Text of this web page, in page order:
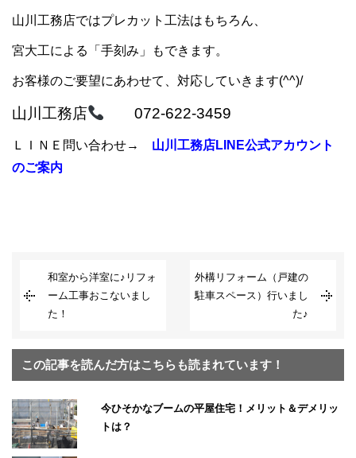
山川工務店ではプレカット工法はもちろん、
宮大工による「手刻み」もできます。
お客様のご要望にあわせて、対応していきます(^^)/
山川工務店 072-622-3459
ＬＩＮＥ問い合わせ→ 山川工務店LINE公式アカウント
のご案内
和室から洋室に♪リフォ
ーム工事おこないまし
た！
外構リフォーム（戸建の
駐車スペース）行いまし
た♪
この記事を読んだ方はこちらも読まれています！
今ひそかなブームの平屋住宅！メリット＆デメリッ
トは？